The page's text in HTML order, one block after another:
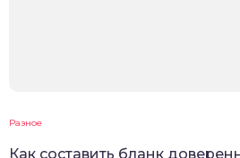
Разное
Как составить бланк